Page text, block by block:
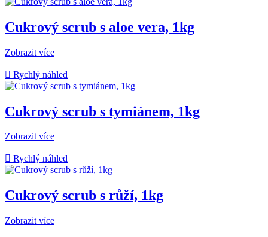
Cukrový scrub s aloe vera, 1kg
Zobrazit více
 Rychlý náhled
Cukrový scrub s tymiánem, 1kg
Zobrazit více
 Rychlý náhled
Cukrový scrub s růží, 1kg
Zobrazit více